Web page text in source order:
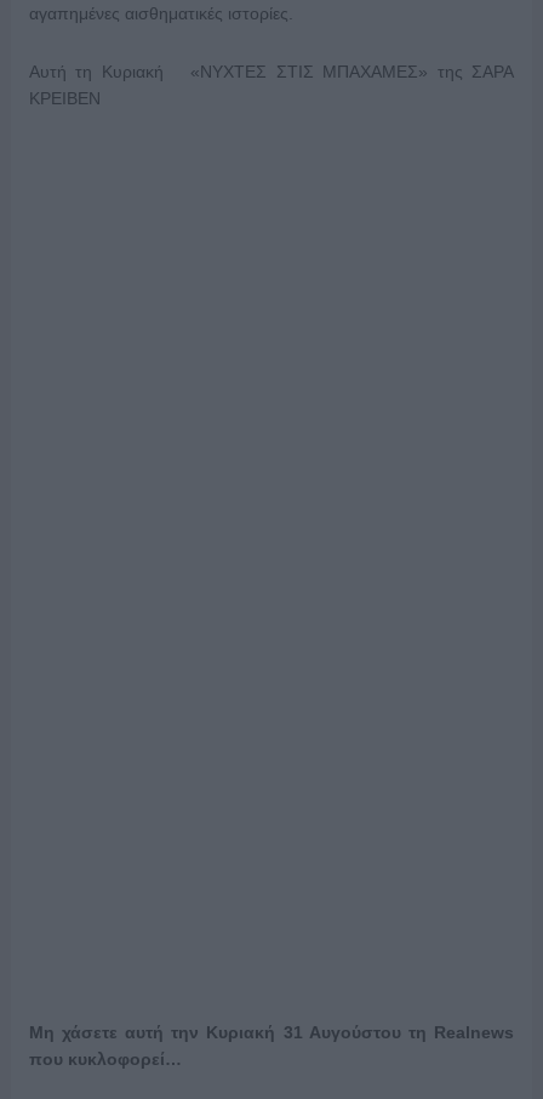
αγαπημένες αισθηματικές ιστορίες.
Αυτή τη Κυριακή «ΝΥΧΤΕΣ ΣΤΙΣ ΜΠΑΧΑΜΕΣ» της ΣΑΡΑ
ΚΡΕΙΒΕΝ
Μη χάσετε αυτή την Κυριακή 31 Αυγούστου τη Realnews
που κυκλοφορεί…